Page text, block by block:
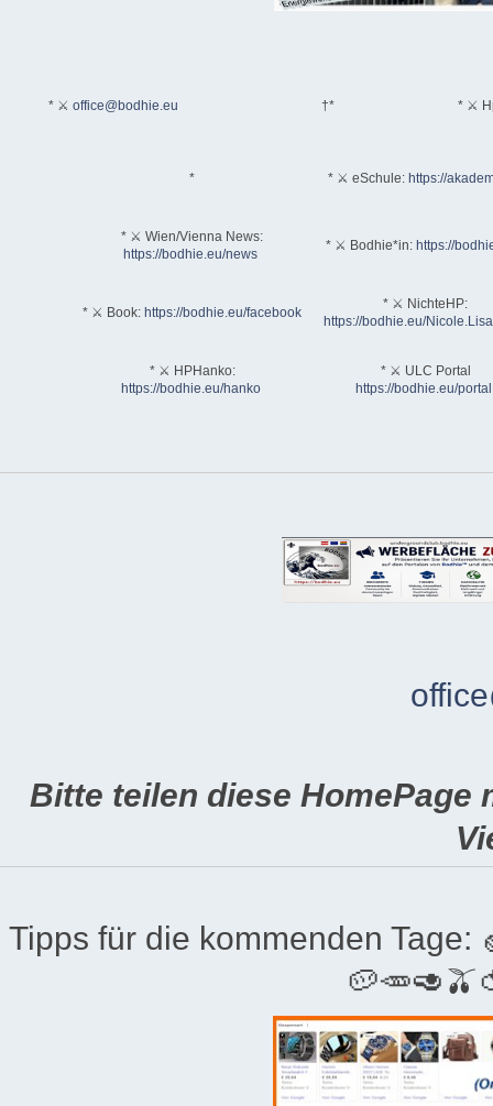
* ⚔ office@bodhie.eu †* * ⚔
* * ⚔ eSchule: https://
* ⚔ Wien/Vienna News:
https://bodhie.eu/news
* ⚔ Bodhie*in: https://
* ⚔ Book: https://bodhie.eu/facebook
* ⚔ NichteHP:
https://bodhie.eu/
* ⚔ HPHanko:
https://bodhie.eu/hanko
* ⚔ ULC Portal
https://bodhie.eu/portal
Bitte teilen diese HomePage
Tipps für die kommenden